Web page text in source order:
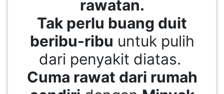
rawatan.
Tak perlu buang duit
beribu-ribu untuk pulih
dari penyakit diatas.
Cuma rawat dari rumah